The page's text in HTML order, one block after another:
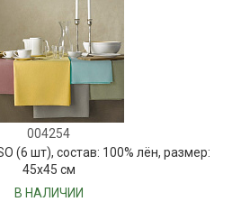
004254
(6 шт), состав: 100% лён, размер:
45х45 см
В НАЛИЧИИ